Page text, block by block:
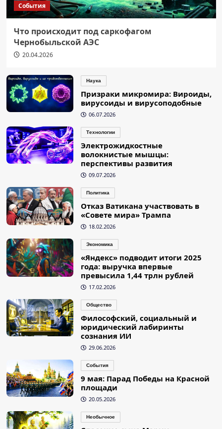
События
Что происходит под саркофагом
Чернобыльской АЭС
20.04.2026
Наука
Призраки микромира: Вироиды,
вирусоиды и вирусоподобные
06.07.2026
Технологии
Электрожидкостные
волокнистые мышцы:
перспективы развития
09.07.2026
Политика
Отказ Ватикана участвовать в
«Совете мира» Трампа
18.02.2026
Экономика
«Яндекс» подводит итоги 2025
года: выручка впервые
превысила 1,44 трлн рублей
17.02.2026
Общество
Философский, социальный и
юридический лабиринты
сознания ИИ
29.06.2026
События
9 мая: Парад Победы на Красной
площади
20.05.2026
Необычное